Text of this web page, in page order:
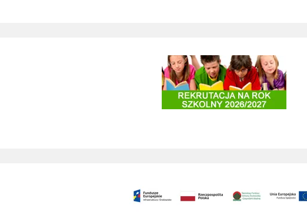
Rekrutacja do szkół i przedszkoli 2025/2026